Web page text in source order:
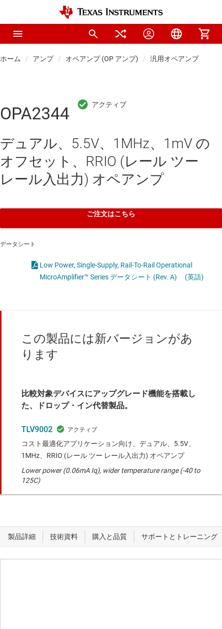
ホーム アンプ オペアンプ (OP アンプ) 汎用オペアンプ
OPA2344
デュアル、5.5V、1MHz、1mV の
オフセット、RRIO (レール ツー
レール入出力) オペアンプ
ご注文はこちら
データシート
Low Power, Single-Supply, Rail-To-Rail Operational
MicroAmplifier™ Series データシート (Rev. A)
(英語)
この製品には新バージョンがあ
ります
比較対象デバイスにアップグレード機能を搭載し
た、ドロップ・イン代替製品。
TLV9002
コスト最適化アプリケーション向け、デュアル、5.5V、
1MHz、RRIO (レール ツー レール入出力) オペアンプ
Lower power (0.06mA Iq), wider temperature range (-40 to
125C)